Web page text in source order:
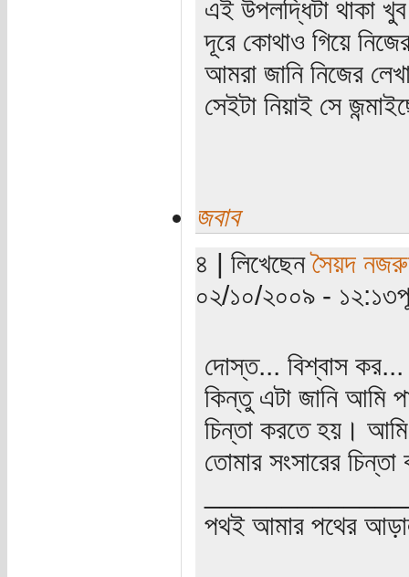
এই উপলদ্ধিটা থাকা
দূরে কোথাও গিয়ে
আমরা জানি নিজের
সেইটা নিয়াই সে
জবাব
৪ | লিখেছেনসৈয়দ
০২/১০/২০০৯ -
দোস্ত... বিশ্বাস
কিন্তু এটা জানি আমি
চিন্তা করতে হয়।
তোমার সংসারের
পথই আমার পথের